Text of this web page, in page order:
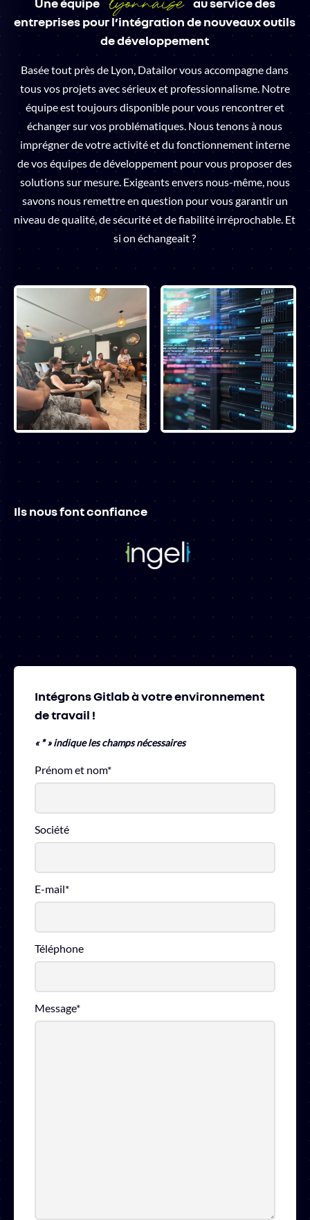
entreprises pour l’intégration de nouveaux outils
de développement
Basée tout près de Lyon, Datailor vous accompagne dans
tous vos projets avec sérieux et professionnalisme. Notre
équipe est toujours disponible pour vous rencontrer et
échanger sur vos problématiques. Nous tenons à nous
imprégner de votre activité et du fonctionnement interne
de vos équipes de développement pour vous proposer des
solutions sur mesure. Exigeants envers nous-même, nous
savons nous remettre en question pour vous garantir un
niveau de qualité, de sécurité et de fiabilité irréprochable. Et
si on échangeait ?
Ils nous font confiance
Intégrons Gitlab à votre environnement
de travail !
«*» indique les champs nécessaires
Prénom et nom*
Société
E-mail*
Téléphone
Message*